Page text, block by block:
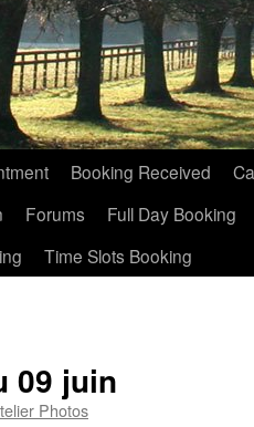
Booking Received
Forums
Full Day Booking
Time Slots Booking
09 juin
Photos